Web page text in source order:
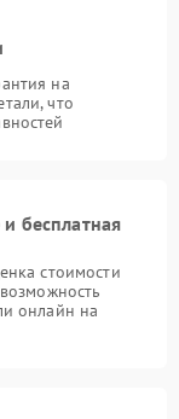
на
что
бесплатная
стоимости
онлайн на